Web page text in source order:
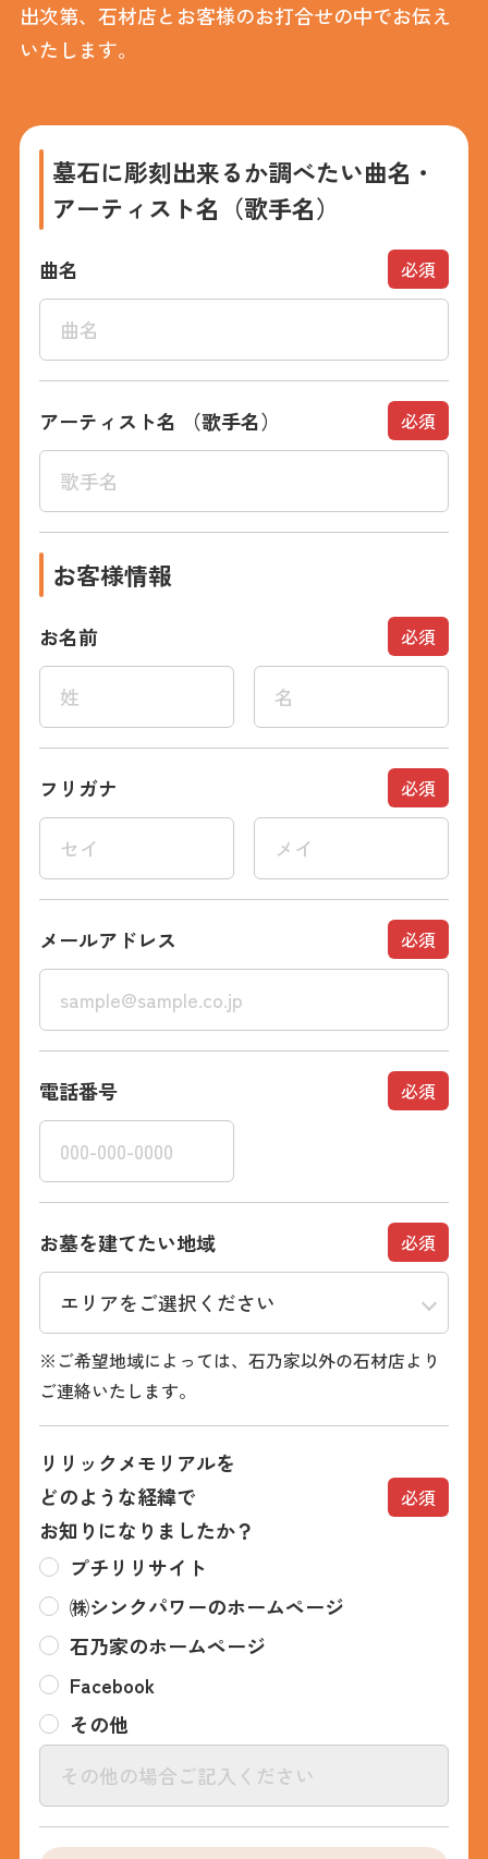
出次第、石材店とお客様のお打合せの中でお伝え
いたします。
墓石に彫刻出来るか調べたい曲名・
アーティスト名（歌手名）
曲名 必須
アーティスト名 （歌手名） 必須
お客様情報
お名前 必須
フリガナ 必須
メールアドレス 必須
電話番号 必須
お墓を建てたい地域 必須
※ご希望地域によっては、石乃家以外の石材店より
ご連絡いたします。
リリックメモリアルを
どのような経緯で
お知りになりましたか？
必須
プチリリサイト
㈱シンクパワーのホームページ
石乃家のホームページ
Facebook
その他